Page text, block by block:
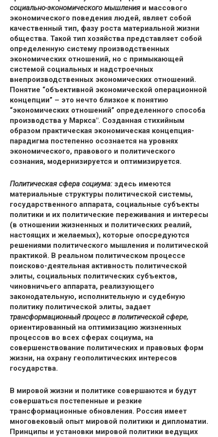
социально-экономического мышления и массового
экономического поведения людей, являет собой
качественный тип, фазу роста материальной жизни
общества. Такой тип хозяйства представляет собой
определенную систему производственных
экономических отношений, но с примыкающей
системой социальных и надстроечных
внепроизводственных экономических отношений.
Понятие “объективной экономической операционной
концепции” – это нечто близкое к понятию
“экономических отношений” определенного способа
производства у Маркса". Созданная стихийным
образом практическая экономическая концепция-
парадигма постепенно осознается на уровнях
экономического, правового и политического
сознания, модернизируется и оптимизируется.
Политическая сфера социума: здесь имеются
материальные структуры политической системы,
государственного аппарата, социальные субъекты
политики и их политические переживания и интересы
(в отношении жизненных и политических реалий,
настоящих и желаемых), которые опосредуются
решениями политического мышления и политической
практикой. В реальном политическом процессе
поисково-деятельная активность политической
элиты, социальных политических субъектов,
чиновничьего аппарата, реализующего
законодательную, исполнительную и судебную
политику политической элиты, задает
трансформационный процесс в политической сфере,
ориентированный на оптимизацию жизненных
процессов во всех сферах социума, на
совершенствование политических и правовых форм
жизни, на охрану геополитических интересов
государства.
В мировой жизни и политике совершаются и будут
совершаться постепенные и резкие
трансформационные обновления. Россия имеет
многовековый опыт мировой политики и дипломатии.
Принципы и установки мировой политики ведущих